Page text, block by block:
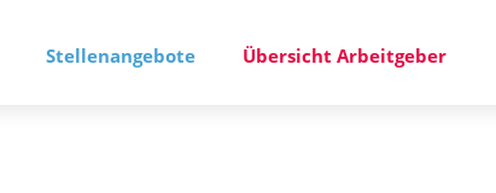
Stellenangebote Übersicht Arbeitgeber